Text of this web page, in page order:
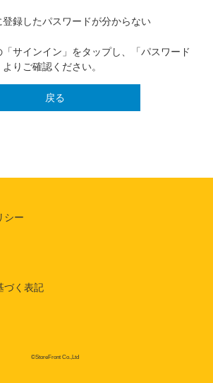
登録したパスワードが分からない
「サインイン」をタップし、「パスワード
りご確認ください。
戻る
シー
づく表記
©StoreFront Co.,Ltd